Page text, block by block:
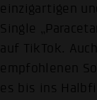
einzigartigen
Single
auf TikTok.
empfohlenen
es bis ins